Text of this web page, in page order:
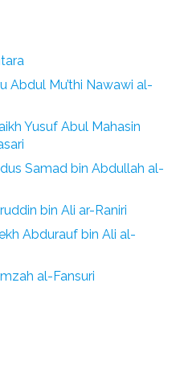
Abdul Mu’thi Nawawi al-
Yusuf Abul Mahasin
Samad bin Abdullah al-
bin Ali ar-Raniri
Abdurauf bin Ali al-
al-Fansuri